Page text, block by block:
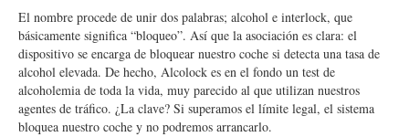
El nombre procede de unir dos palabras; alcohol e interlock, que
básicamente significa “bloqueo”. Así que la asociación es clara: el
dispositivo se encarga de bloquear nuestro coche si detecta una tasa de
alcohol elevada. De hecho, Alcolock es en el fondo un test de
alcoholemia de toda la vida, muy parecido al que utilizan nuestros
agentes de tráfico. ¿La clave? Si superamos el límite legal, el sistema
bloquea nuestro coche y no podremos arrancarlo.